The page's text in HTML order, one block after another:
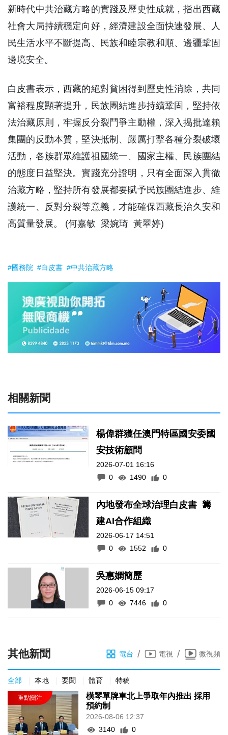
新時代中共治藏方略的實踐及歷史性成就，指出西藏
社會大局持續穩定向好，經濟建設全面快速發展、人
民生活水平不斷提高、民族和睦宗教和順、邊疆鞏固
邊境安全。
白皮書表示，西藏的絕對貧困得到歷史性消除，共同
富裕程度顯著提升，民族團結進步持續鞏固，堅持依
法治藏原則，牢握反分裂鬥爭主動權，深入揭批達賴
集團的反動本質，堅決抵制、嚴厲打擊各種分裂破壞
活動，各族群眾維護祖國統一、國家主權、民族團結
的態度日益堅決。實踐充分證明，只有全面深入貫徹
治藏方略，堅持所有發展都要賦予民族團結進步、維
護統一、反對分裂等意義，才能確保西藏長治久安和
高質量發展。 (何嘉敏 梁婉琦 黃翠婷)
#國務院 #白皮書 #中共治藏方略
相關新聞
楊偉群獲任澳門特區國安委國
安技術顧問
2026-07-01 16:16
0
1490 0
內地發布全球治理白皮書 籌
建AI合作組織
2026-06-17 14:51
0
1552 0
吳惠嫻簡歷
2026-06-15 09:17
0
7446 0
其他新聞 電台 / 電視 / 微視頻
全部 本地 要聞 體育 特稿
橫琴單牌車北上爭取年內推出 採用
預約制
2026-08-06 12:37
3140
0